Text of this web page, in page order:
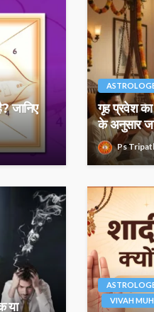
जानिए
गृह प्रवेश
के अनुसार
Ps
या
VIVAH